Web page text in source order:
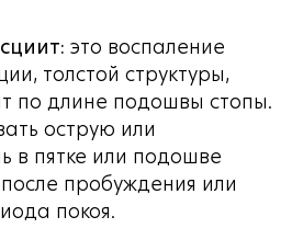
это воспаление
толстой структуры,
по длине подошвы стопы.
острую или
в пятке или подошве
пробуждения или
покоя.